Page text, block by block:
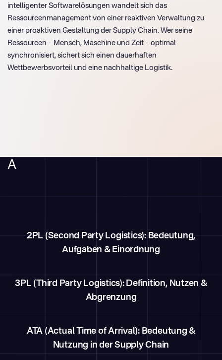
intelligenter Softwarelösungen wandelt sich das
Ressourcenmanagement von einer reaktiven Verwaltung zu
einer proaktiven Gestaltung der Supply Chain. Wer seine
Ressourcen – Mensch, Maschine und Zeit – optimal
synchronisiert, sichert sich einen dauerhaften
Wettbewerbsvorteil und eine nachhaltige Logistik.
A
2PL (Second Party Logistics): Bedeutung,
Aufgaben & Einordnung
3PL (Third Party Logistics): Definition, Nutzen &
Abgrenzung
ATA (Actual Time of Arrival): Bedeutung &
Nutzung in der Supply Chain